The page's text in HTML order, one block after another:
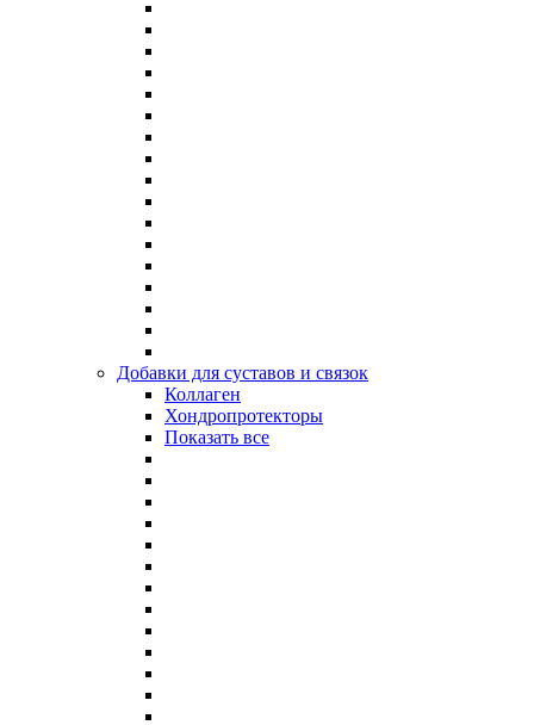
Добавки для суставов и связок
Коллаген
Хондропротекторы
Показать все